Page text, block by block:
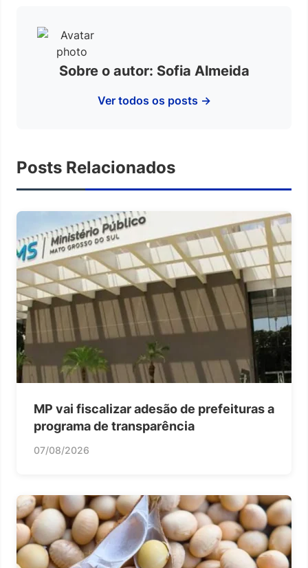
Sobre o autor: Sofia Almeida
Ver todos os posts →
Posts Relacionados
MP vai fiscalizar adesão de prefeituras a
programa de transparência
07/08/2026